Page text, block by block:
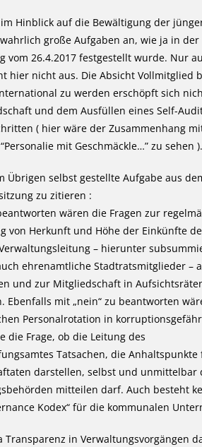
Hinblick auf die Bewältigung der
große Aufgaben an, wie ja in der
vom 26.4.2017 festgestellt wurde. Nur
hier nicht aus. Die Absicht Vollmitglied
zu werden erschöpft sich
und dem Ausfüllen eines Self-
( hier wäre der Zusammenhang
mit Geschmäckle…” zu sehen ).
Übrigen selbst gestellte Aufgabe aus
zu zitieren :
wären die Fragen zur
von Herkunft und Höhe der Einkünfte
– hierunter
ehrenamtliche Stadtratsmitglieder –
und zur Mitgliedschaft in
Ebenfalls mit „nein“ zu beantworten
Personalrotation in
die Frage, ob die Leitung des
Tatsachen, die Anhaltspunkte
darstellen, selbst und unmittelbar
mitteilen darf. Auch besteht
Kodex“ für die kommunalen
Transparenz in Verwaltungsvorgängen